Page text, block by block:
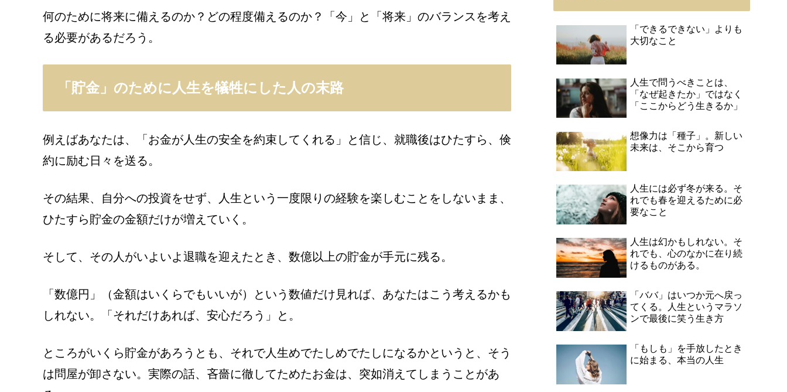
何のために将来に備えるのか？どの程度備えるのか？「今」と「将来」のバランスを考え
る必要があるだろう。
「貯金」のために人生を犠牲にした人の末路
例えばあなたは、「お金が人生の安全を約束してくれる」と信じ、就職後はひたすら、倹
約に励む日々を送る。
その結果、自分への投資をせず、人生という一度限りの経験を楽しむことをしないまま、
ひたすら貯金の金額だけが増えていく。
そして、その人がいよいよ退職を迎えたとき、数億以上の貯金が手元に残る。
「数億円」（金額はいくらでもいいが）という数値だけ見れば、あなたはこう考えるかも
しれない。「それだけあれば、安心だろう」と。
ところがいくら貯金があろうとも、それで人生めでたしめでたしになるかというと、そう
は問屋が卸さない。実際の話、吝嗇に徹してためたお金は、突如消えてしまうことがあ
「できるできない」よりも
大切なこと
人生で問うべきことは、
「なぜ起きたか」ではなく
「ここからどう生きるか」
想像力は「種子」。新しい
未来は、そこから育つ
人生には必ず冬が来る。そ
れでも春を迎えるために必
要なこと
人生は幻かもしれない。そ
れでも、心のなかに在り続
けるものがある。
「ババ」はいつか元へ戻っ
てくる。人生というマラソ
ンで最後に笑う生き方
「もしも」を手放したとき
に始まる、本当の人生